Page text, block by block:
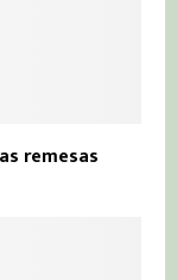
remesas